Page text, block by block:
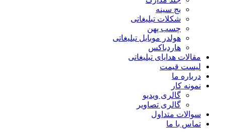
بج سینه
شکلات تبلیغاتی
چسب پهن
هولدر موبایل تبلیغاتی
هاردباکس
مقالات هدایای تبلیغاتی
لیست قیمت
درباره ما
نمونه کار
گالری ویدیو
گالری تصاویر
سوالات متداول
تماس با ما